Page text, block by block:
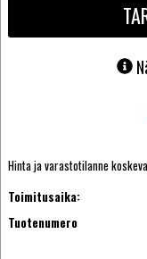
Hinta ja varastotilanne
Toimitusaika:
Tuotenumero